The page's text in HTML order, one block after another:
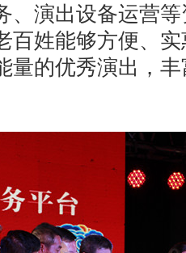
、演出设备运营
百姓能够方便、
量的优秀演出，